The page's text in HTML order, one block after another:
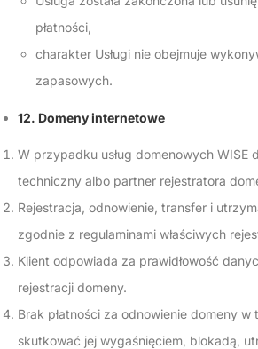
płatności,
charakter Usługi nie obejmuje
zapasowych.
12. Domeny internetowe
W przypadku usług domenowych WISE
techniczny albo partner rejestratora
Rejestracja, odnowienie, transfer i
zgodnie z regulaminami właściwych
Klient odpowiada za prawidłowość
rejestracji domeny.
Brak płatności za odnowienie domeny w
skutkować jej wygaśnięciem, blokadą,